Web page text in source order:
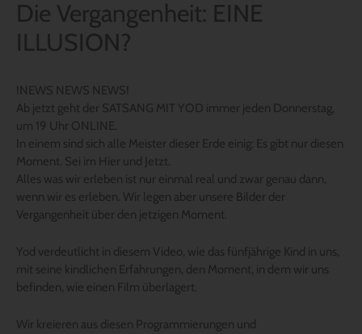
Die Vergangenheit: EINE
ILLUSION?
!NEWS NEWS NEWS!
Ab jetzt geht der SATSANG MIT YOD immer jeden Donnerstag,
um 19 Uhr ONLINE.
In einem sind sich alle Meister dieser Erde einig: Es gibt nur diesen
Moment. Sei im Hier und Jetzt.
Alles was wir erleben ist nur einmal real und zwar genau dann,
wenn wir es erleben. Wir legen aber unsere Bilder der
Vergangenheit über den jetzigen Moment.
Yod verdeutlicht in diesem Video, wie das fünfjährige Kind in uns,
mit seine kindlichen Erfahrungen, den Moment, in dem wir uns
befinden, wie einen Film überlagert.
Wir kreieren aus diesen Programmierungen und